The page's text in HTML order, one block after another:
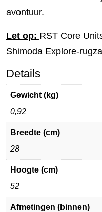
avontuur.
Let op: RST Core
Shimoda Explore-
Details
Gewicht (kg)
0,92
Breedte (cm)
28
Hoogte (cm)
52
Afmetingen (binnen)